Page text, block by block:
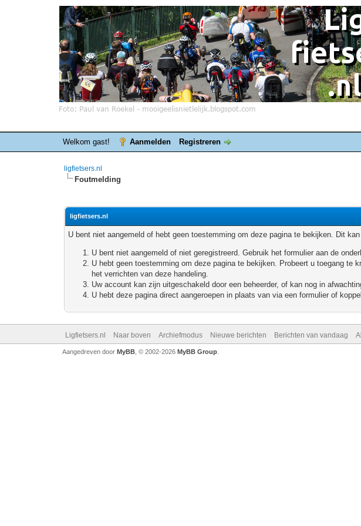
Welkom gast! Aanmelden Registreren
ligfietsers.nl
Foutmelding
ligfietsers.nl
U bent niet aangemeld of hebt geen toestemming om deze pagina te bekijken. Dit
U bent niet aangemeld of niet geregistreerd. Gebruik het formulier aan de
U hebt geen toestemming om deze pagina te bekijken. Probeert u toegang te
het verrichten van deze handeling.
Uw account kan zijn uitgeschakeld door een beheerder, of kan nog in
U hebt deze pagina direct aangeroepen in plaats van via een formulier of
Ligfietsers.nl Naar boven Archiefmodus Nieuwe berichten Berichten van vandaag
Aangedreven door MyBB, © 2002-2026 MyBB Group.